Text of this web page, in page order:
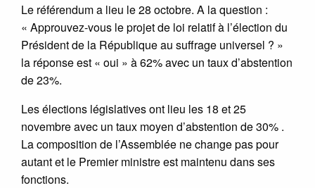
Le référendum a lieu le 28 octobre. A la question :
« Approuvez-vous le projet de loi relatif à l’élection du
Président de la République au suffrage universel ? »
la réponse est « oui » à 62% avec un taux d’abstention
de 23%.
Les élections législatives ont lieu les 18 et 25
novembre avec un taux moyen d’abstention de 30% .
La composition de l’Assemblée ne change pas pour
autant et le Premier ministre est maintenu dans ses
fonctions.